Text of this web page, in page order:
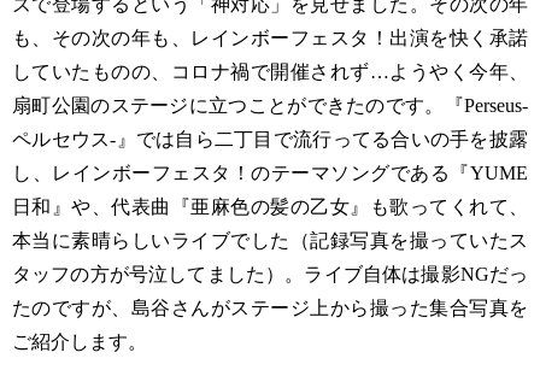
ズで登場するという「神対応」を見せました。その次の年
も、その次の年も、レインボーフェスタ！出演を快く承諾
していたものの、コロナ禍で開催されず…ようやく今年、
扇町公園のステージに立つことができたのです。『Perseus-
ペルセウス-』では自ら二丁目で流行ってる合いの手を披露
し、レインボーフェスタ！のテーマソングである『YUME
日和』や、代表曲『亜麻色の髪の乙女』も歌ってくれて、
本当に素晴らしいライブでした（記録写真を撮っていたス
タッフの方が号泣してました）。ライブ自体は撮影NGだっ
たのですが、島谷さんがステージ上から撮った集合写真を
ご紹介します。